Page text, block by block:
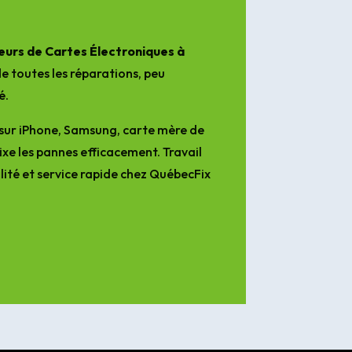
de Cartes Électroniques à
toutes les réparations, peu
iPhone, Samsung, carte mère de
les pannes efficacement. Travail
et service rapide chez QuébecFix